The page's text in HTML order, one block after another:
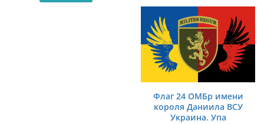
Флаг 24 ОМБр имени
короля Даниила ВСУ
Украина. Упа